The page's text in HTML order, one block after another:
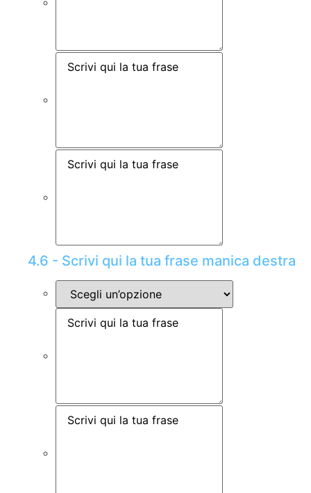
4.6 - Scrivi qui la tua frase manica destra